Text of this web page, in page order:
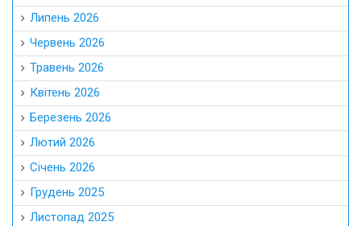
Липень 2026
Червень 2026
Травень 2026
Квітень 2026
Березень 2026
Лютий 2026
Січень 2026
Грудень 2025
Листопад 2025